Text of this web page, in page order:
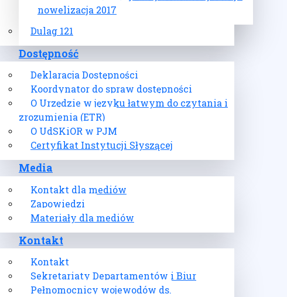
nowelizacja 2017
Dulag 121
Dostępność
Deklaracja Dostępności
Koordynator do spraw dostępności
O Urzędzie w języku łatwym do czytania i
zrozumienia (ETR)
O UdSKiOR w PJM
Certyfikat Instytucji Słyszącej
Media
Kontakt dla mediów
Zapowiedzi
Materiały dla mediów
Kontakt
Kontakt
Sekretariaty Departamentów i Biur
Pełnomocnicy wojewodów ds.